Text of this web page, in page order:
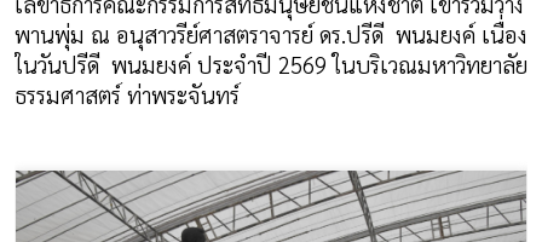
พานพุ่ม ณ อนุสาวรีย์ศาสตราจารย์ ดร.ปรีดี พนมยงค์ เนื่อง
ในวันปรีดี พนมยงค์ ประจำปี 2569 ในบริเวณมหาวิทยาลัย
ธรรมศาสตร์ ท่าพระจันทร์